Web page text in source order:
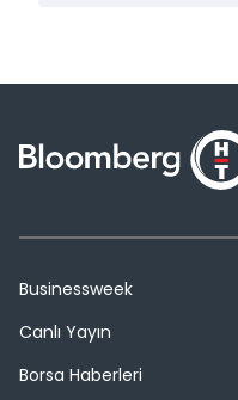
Businessweek
Canlı Yayın
Borsa Haberleri